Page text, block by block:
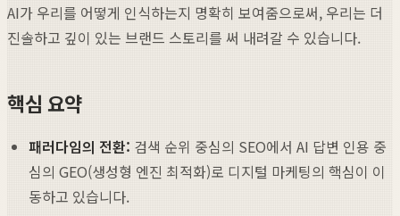
AI가 우리를 어떻게 인식하는지 명확히 보여줌으로써, 우리는 더
진솔하고 깊이 있는 브랜드 스토리를 써 내려갈 수 있습니다.
핵심 요약
패러다임의 전환: 검색 순위 중심의 SEO에서 AI 답변 인용 중
심의 GEO(생성형 엔진 최적화)로 디지털 마케팅의 핵심이 이
동하고 있습니다.